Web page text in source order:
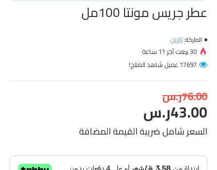
عطر جريس مونتا 100مل
السعر شامل ضريبة القيمة المضافة
43.00ر.س
76.00ر.س
الماركة: زارين
30 بيعت آخر 11 ساعة
17697 عميل شاهد المنتج!